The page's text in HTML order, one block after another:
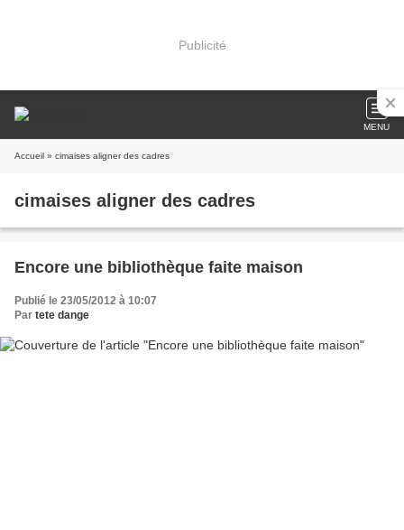
Publicité
MENU
Accueil » cimaises aligner des cadres
cimaises aligner des cadres
Encore une bibliothèque faite maison
Publié le 23/05/2012 à 10:07
Par tete dange